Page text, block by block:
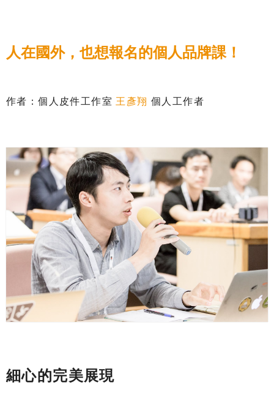
人在國外，也想報名的個人品牌課！
作者：個人皮件工作室 王彥翔 個人工作者
細心的完美展現